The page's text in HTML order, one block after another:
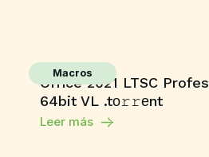
Macros
Office 2021 LTSC
64bit VL .tо𝚛𝚛еnt
Leer más